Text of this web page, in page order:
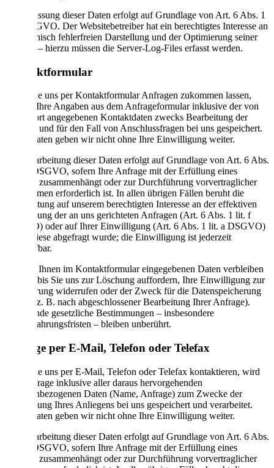
Die Erfassung dieser Daten erfolgt auf Grundlage von Art. 6 Abs. 1
lit. f DSGVO. Der Websitebetreiber hat ein berechtigtes Interesse an
der technisch fehlerfreien Darstellung und der Optimierung seiner
Website – hierzu müssen die Server-Log-Files erfasst werden.
Kontaktformular
Wenn Sie uns per Kontaktformular Anfragen zukommen lassen,
werden Ihre Angaben aus dem Anfrageformular inklusive der von
Ihnen dort angegebenen Kontaktdaten zwecks Bearbeitung der
Anfrage und für den Fall von Anschlussfragen bei uns gespeichert.
Diese Daten geben wir nicht ohne Ihre Einwilligung weiter.
Die Verarbeitung dieser Daten erfolgt auf Grundlage von Art. 6 Abs.
1 lit. b DSGVO, sofern Ihre Anfrage mit der Erfüllung eines
Vertrags zusammenhängt oder zur Durchführung vorvertraglicher
Maßnahmen erforderlich ist. In allen übrigen Fällen beruht die
Verarbeitung auf unserem berechtigten Interesse an der effektiven
Bearbeitung der an uns gerichteten Anfragen (Art. 6 Abs. 1 lit. f
DSGVO) oder auf Ihrer Einwilligung (Art. 6 Abs. 1 lit. a DSGVO)
sofern diese abgefragt wurde; die Einwilligung ist jederzeit
widerrufbar.
Die von Ihnen im Kontaktformular eingegebenen Daten verbleiben
bei uns, bis Sie uns zur Löschung auffordern, Ihre Einwilligung zur
Speicherung widerrufen oder der Zweck für die Datenspeicherung
entfällt (z. B. nach abgeschlossener Bearbeitung Ihrer Anfrage).
Zwingende gesetzliche Bestimmungen – insbesondere
Aufbewahrungsfristen – bleiben unberührt.
Anfrage per E-Mail, Telefon oder Telefax
Wenn Sie uns per E-Mail, Telefon oder Telefax kontaktieren, wird
Ihre Anfrage inklusive aller daraus hervorgehenden
personenbezogenen Daten (Name, Anfrage) zum Zwecke der
Bearbeitung Ihres Anliegens bei uns gespeichert und verarbeitet.
Diese Daten geben wir nicht ohne Ihre Einwilligung weiter.
Die Verarbeitung dieser Daten erfolgt auf Grundlage von Art. 6 Abs.
1 lit. b DSGVO, sofern Ihre Anfrage mit der Erfüllung eines
Vertrags zusammenhängt oder zur Durchführung vorvertraglicher